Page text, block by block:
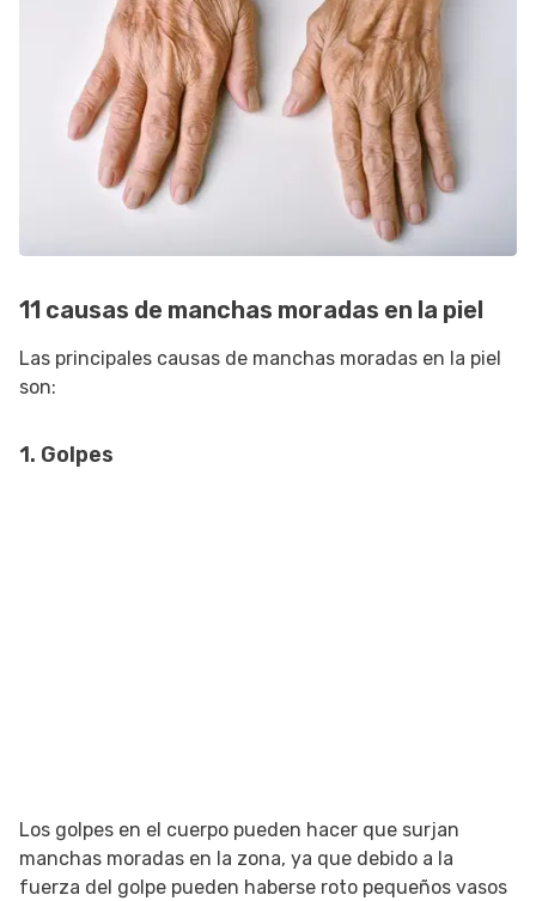
11 causas de manchas moradas en la piel
Las principales causas de manchas moradas en la piel
son:
1. Golpes
Los golpes en el cuerpo pueden hacer que surjan
manchas moradas en la zona, ya que debido a la
fuerza del golpe pueden haberse roto pequeños vasos